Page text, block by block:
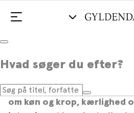
Hvad søger du efter?
Kirstine Reffstrup om
en sanselig, original og
om køn og krop, kærlighed